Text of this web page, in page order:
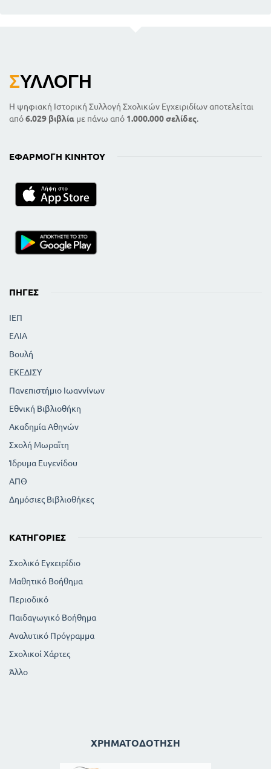
ΣΥΛΛΟΓΉ
Η ψηφιακή Ιστορική Συλλογή Σχολικών Εγχειριδίων αποτελείται
από6.029 βιβλία με πάνω από 1.000.000 σελίδες.
ΕΦΑΡΜΟΓΉ ΚΙΝΗΤΟΎ
ΠΗΓΈΣ
ΙΕΠ
ΕΛΙΑ
Βουλή
ΕΚΕΔΙΣΥ
Πανεπιστήμιο Ιωαννίνων
Εθνική Βιβλιοθήκη
Ακαδημία Αθηνών
Σχολή Μωραϊτη
Ίδρυμα Ευγενίδου
ΑΠΘ
Δημόσιες Βιβλιοθήκες
ΚΑΤΗΓΟΡΊΕΣ
Σχολικό Εγχειρίδιο
Μαθητικό Βοήθημα
Περιοδικό
Παιδαγωγικό Βοήθημα
Αναλυτικό Πρόγραμμα
Σχολικοί Χάρτες
Άλλο
ΧΡΗΜΑΤΟΔΌΤΗΣΗ